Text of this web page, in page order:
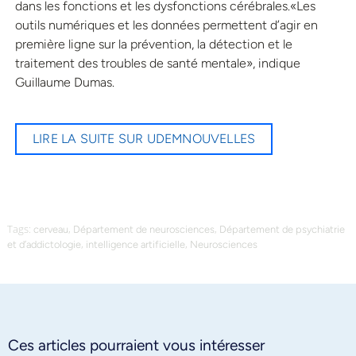
dans les fonctions et les dysfonctions cérébrales.«Les
outils numériques et les données permettent d’agir en
première ligne sur la prévention, la détection et le
traitement des troubles de santé mentale», indique
Guillaume Dumas.
LIRE LA SUITE SUR UDEMNOUVELLES
Tags: cerveau, Département de neurosciences, Département de psychiatrie
et d’addictologie, intelligence artificielle, Neurosciences
Ces articles pourraient vous intéresser